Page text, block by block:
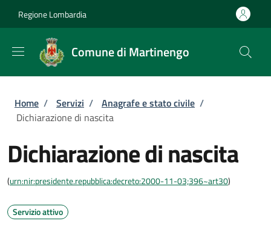
Regione Lombardia
Comune di Martinengo
Briciole di pane
Home / Servizi / Anagrafe e stato civile /
Dichiarazione di nascita
Dichiarazione di nascita
(urn:nir:presidente.repubblica:decreto:2000-11-03;396~art30)
Servizio attivo